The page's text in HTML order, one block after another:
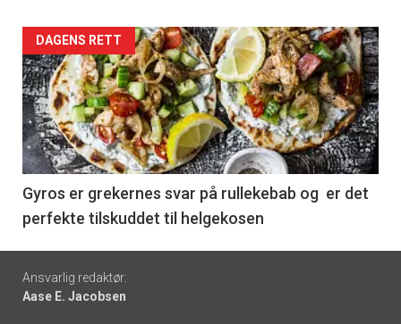
Forsiden
akkurat
nå
-
6
DAGENS RETT
Gyros er grekernes svar på rullekebab og er det
perfekte tilskuddet til helgekosen
Footer
-
Ansvarlig redaktør:
Aase E. Jacobsen